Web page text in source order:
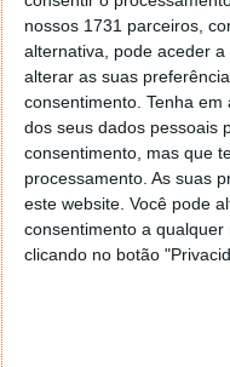
nossos 1731 parceiros,
alternativa, pode aceder
alterar as suas
consentimento. Tenha em
dos seus dados pessoais
consentimento, mas que
processamento. As suas
este website. Você pode
consentimento a
clicando no botão